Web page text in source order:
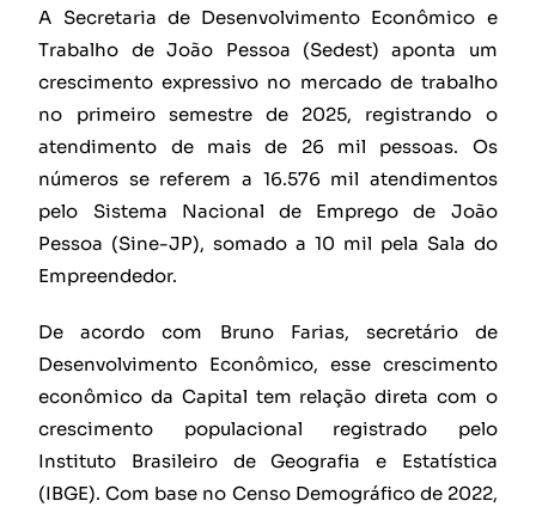
A Secretaria de Desenvolvimento Econômico e
Trabalho de João Pessoa (Sedest) aponta um
crescimento expressivo no mercado de trabalho
no primeiro semestre de 2025, registrando o
atendimento de mais de 26 mil pessoas. Os
números se referem a 16.576 mil atendimentos
pelo Sistema Nacional de Emprego de João
Pessoa (Sine-JP), somado a 10 mil pela Sala do
Empreendedor.
De acordo com Bruno Farias, secretário de
Desenvolvimento Econômico, esse crescimento
econômico da Capital tem relação direta com o
crescimento populacional registrado pelo
Instituto Brasileiro de Geografia e Estatística
(IBGE). Com base no Censo Demográfico de 2022,